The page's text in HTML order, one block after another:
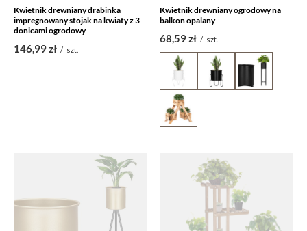
Kwietnik drewniany drabinka
impregnowany stojak na kwiaty z 3
donicami ogrodowy
146,99 zł / szt.
Kwietnik drewniany ogrodowy na
balkon opalany
68,59 zł / szt.